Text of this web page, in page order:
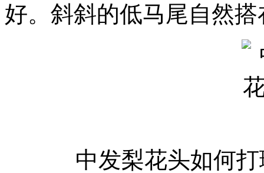
好。斜斜的低马尾自然
中发梨花头如何